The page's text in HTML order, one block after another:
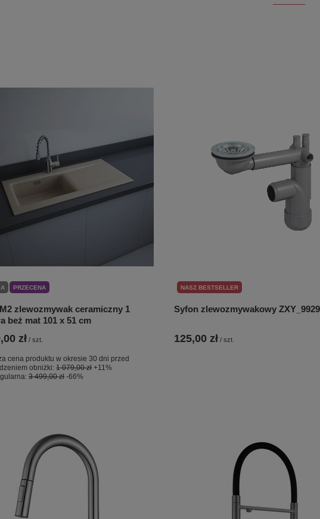
PRZECENA
zlewozmywak ceramiczny 1
beż mat 101 x 51 cm
zł / szt.
cena produktu w okresie 30 dni przed
obniżki: 1 079,00 zł +11%
3 499,00 zł -66%
NASZ BESTSELLER
Syfon zlewozmywakowy ZXY_9929
125,00 zł / szt.